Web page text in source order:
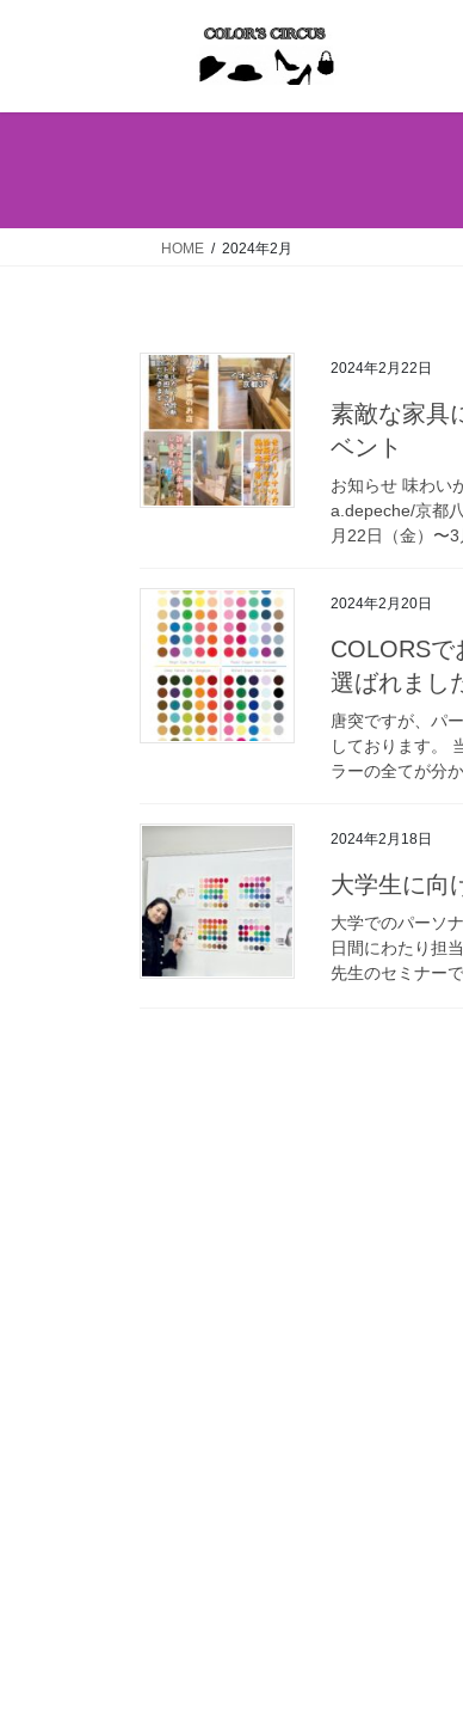
HOME 2024年2月
2024年2月22日
素敵な家具
ベント
お知らせ 味わい
a.depeche/京都
月22日（金）〜
2024年2月20日
COLORS
選ばれまし
唐突ですが、パ
しております。
ラーの全てが分
2024年2月18日
大学生に向
大学でのパーソ
日間にわたり担
先生のセミナー